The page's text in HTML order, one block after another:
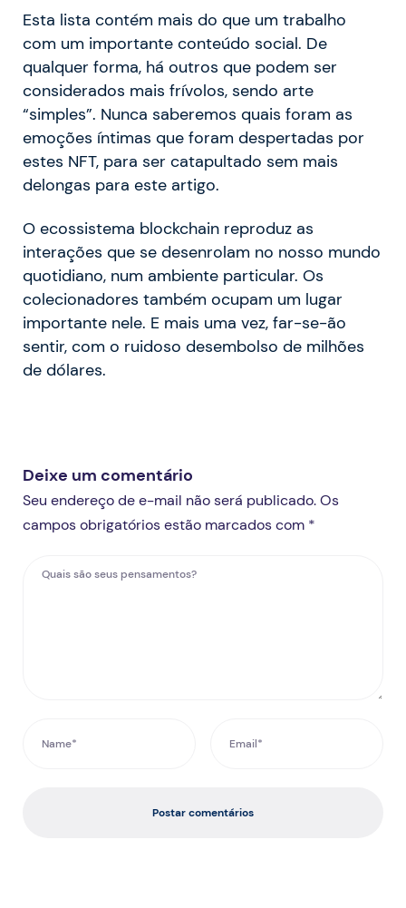
Esta lista contém mais do que um trabalho
com um importante conteúdo social. De
qualquer forma, há outros que podem ser
considerados mais frívolos, sendo arte
“simples”. Nunca saberemos quais foram as
emoções íntimas que foram despertadas por
estes NFT, para ser catapultado sem mais
delongas para este artigo.
O ecossistema blockchain reproduz as
interações que se desenrolam no nosso mundo
quotidiano, num ambiente particular. Os
colecionadores também ocupam um lugar
importante nele. E mais uma vez, far-se-ão
sentir, com o ruidoso desembolso de milhões
de dólares.
Deixe um comentário
Seu endereço de e-mail não será publicado. Os
campos obrigatórios estão marcados com *
Postar comentários